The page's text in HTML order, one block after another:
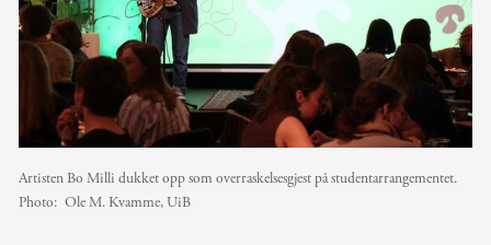
Artisten Bo Milli dukket opp som overraskelsesgjest på studentarrangementet.
Photo: Ole M. Kvamme, UiB